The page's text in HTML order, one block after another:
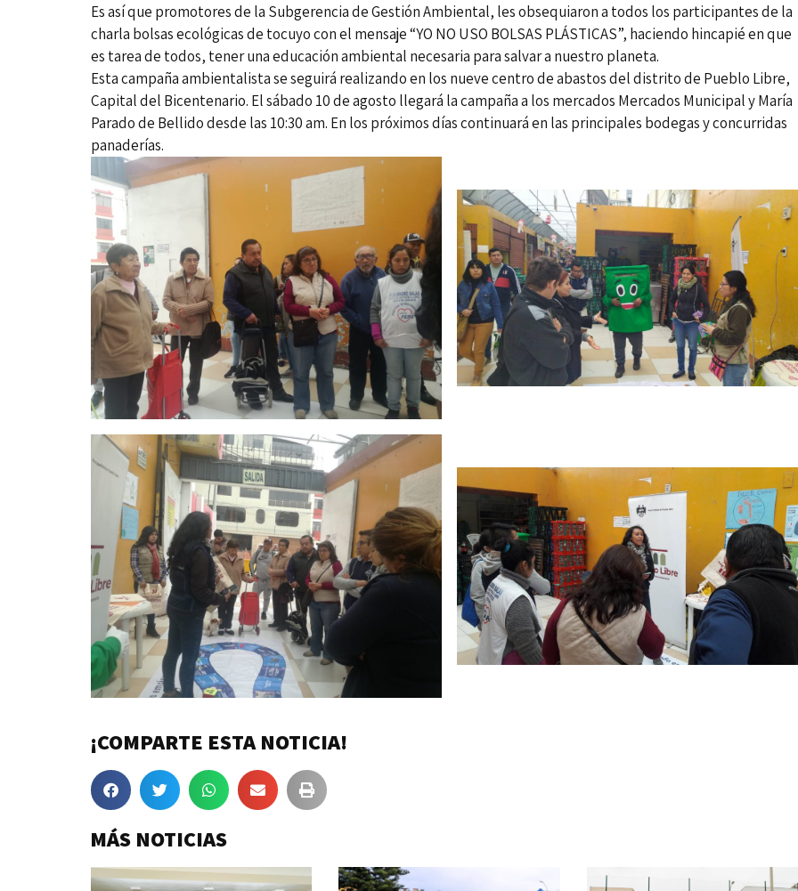
Es así que promotores de la Subgerencia de Gestión Ambiental, les obsequiaron a todos los participantes de la
charla bolsas ecológicas de tocuyo con el mensaje “YO NO USO BOLSAS PLÁSTICAS”, haciendo hincapié en que
es tarea de todos, tener una educación ambiental necesaria para salvar a nuestro planeta.
Esta campaña ambientalista se seguirá realizando en los nueve centro de abastos del distrito de Pueblo Libre,
Capital del Bicentenario. El sábado 10 de agosto llegará la campaña a los mercados Mercados Municipal y María
Parado de Bellido desde las 10:30 am. En los próximos días continuará en las principales bodegas y concurridas
panaderías.
¡COMPARTE ESTA NOTICIA!
MÁS NOTICIAS